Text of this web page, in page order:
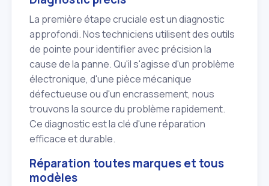
La première étape cruciale est un diagnostic
approfondi. Nos techniciens utilisent des outils
de pointe pour identifier avec précision la
cause de la panne. Qu'il s'agisse d'un problème
électronique, d'une pièce mécanique
défectueuse ou d'un encrassement, nous
trouvons la source du problème rapidement.
Ce diagnostic est la clé d'une réparation
efficace et durable.
Réparation toutes marques et tous
modèles